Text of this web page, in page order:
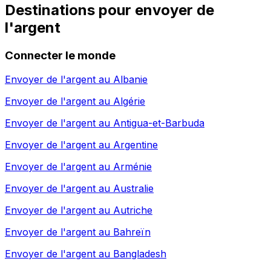
Destinations pour envoyer de
l'argent
Connecter le monde
Envoyer de l'argent au Albanie
Envoyer de l'argent au Algérie
Envoyer de l'argent au Antigua-et-Barbuda
Envoyer de l'argent au Argentine
Envoyer de l'argent au Arménie
Envoyer de l'argent au Australie
Envoyer de l'argent au Autriche
Envoyer de l'argent au Bahreïn
Envoyer de l'argent au Bangladesh